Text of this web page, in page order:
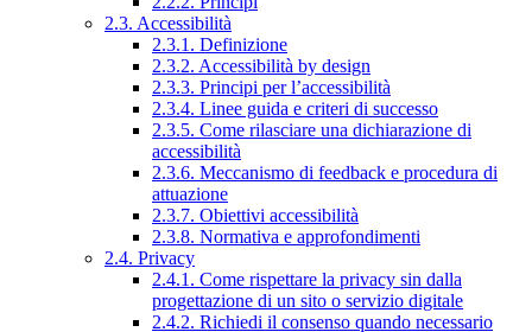
2.3. Accessibilità
2.3.1. Definizione
2.3.2. Accessibilità by design
2.3.3. Principi per l’accessibilità
2.3.4. Linee guida e criteri di successo
2.3.5. Come rilasciare una dichiarazione di
accessibilità
2.3.6. Meccanismo di feedback e procedura di
attuazione
2.3.7. Obiettivi accessibilità
2.3.8. Normativa e approfondimenti
2.4. Privacy
2.4.1. Come rispettare la privacy sin dalla
progettazione di un sito o servizio digitale
2.4.2. Richiedi il consenso quando necessario